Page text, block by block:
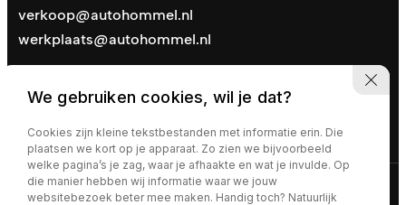
verkoop@autohommel.nl
werkplaats@autohommel.nl
Privacy policy | Algemene voorwaarden
We gebruiken cookies, wil je dat?
Cookies zijn kleine tekstbestanden met informatie erin. Die
plaatsen we kort op je apparaat. Zo zien we bijvoorbeeld
welke pagina’s je zag, waar je afhaakte en wat je invulde. Op
die manier hebben wij informatie waar we jouw
websitebezoek beter mee maken. Handig toch? Natuurlijk